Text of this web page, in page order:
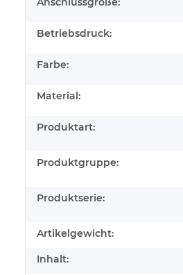
Betriebsdruck:
Farbe:
Material:
Produktart:
Produktgruppe:
Produktserie:
Artikelgewicht:
Inhalt: